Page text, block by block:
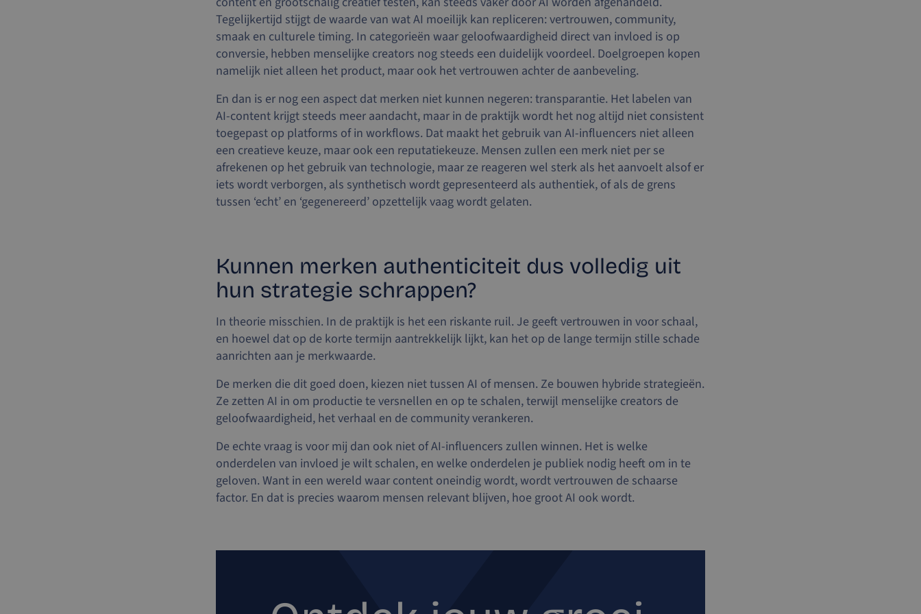
Tegelijkertijd stijgt de waarde van wat AI moeilijk kan repliceren: vertrouwen, community,
smaak en culturele timing. In categorieën waar geloofwaardigheid direct van invloed is op
conversie, hebben menselijke creators nog steeds een duidelijk voordeel. Doelgroepen kopen
namelijk niet alleen het product, maar ook het vertrouwen achter de aanbeveling.
En dan is er nog een aspect dat merken niet kunnen negeren: transparantie. Het labelen van
AI-content krijgt steeds meer aandacht, maar in de praktijk wordt het nog altijd niet consistent
toegepast op platforms of in workflows. Dat maakt het gebruik van AI-influencers niet alleen
een creatieve keuze, maar ook een reputatiekeuze. Mensen zullen een merk niet per se
afrekenen op het gebruik van technologie, maar ze reageren wel sterk als het aanvoelt alsof er
iets wordt verborgen, als synthetisch wordt gepresenteerd als authentiek, of als de grens
tussen ‘echt’ en ‘gegenereerd’ opzettelijk vaag wordt gelaten.
Kunnen merken authenticiteit dus volledig uit
hun strategie schrappen?
In theorie misschien. In de praktijk is het een riskante ruil. Je geeft vertrouwen in voor schaal,
en hoewel dat op de korte termijn aantrekkelijk lijkt, kan het op de lange termijn stille schade
aanrichten aan je merkwaarde.
De merken die dit goed doen, kiezen niet tussen AI of mensen. Ze bouwen hybride strategieën.
Ze zetten AI in om productie te versnellen en op te schalen, terwijl menselijke creators de
geloofwaardigheid, het verhaal en de community verankeren.
De echte vraag is voor mij dan ook niet of AI-influencers zullen winnen. Het is welke
onderdelen van invloed je wilt schalen, en welke onderdelen je publiek nodig heeft om in te
geloven. Want in een wereld waar content oneindig wordt, wordt vertrouwen de schaarse
factor. En dat is precies waarom mensen relevant blijven, hoe groot AI ook wordt.